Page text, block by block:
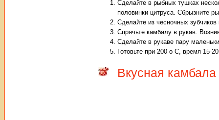
Сделайте в рыбных тушках
половинки цитруса. Сбрызните
Сделайте из чесночных
Спрячьте камбалу в рукав.
Сделайте в рукаве пару
Готовьте при 200 о С, время 15-
Вкусная